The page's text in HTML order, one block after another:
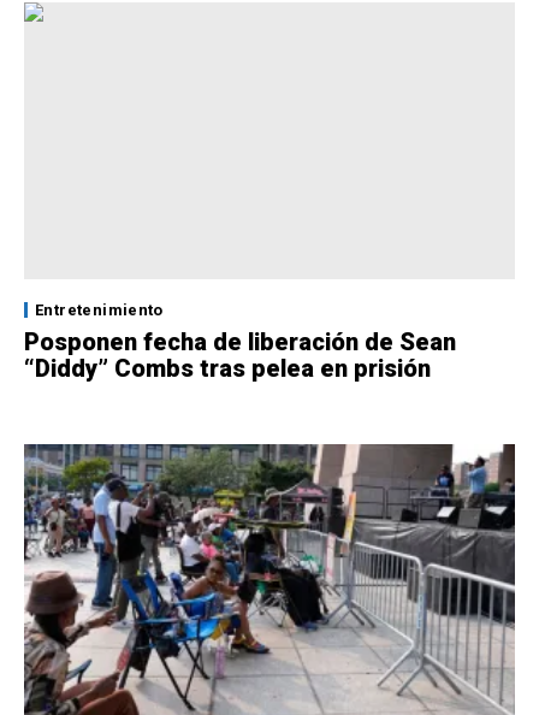
Entretenimiento
Posponen fecha de liberación de Sean
“Diddy” Combs tras pelea en prisión